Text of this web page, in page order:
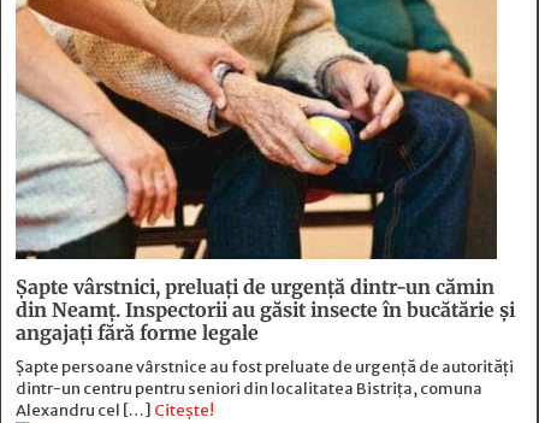
Șapte vârstnici, preluați de urgență dintr-un cămin
din Neamț. Inspectorii au găsit insecte în bucătărie și
angajați fără forme legale
Șapte persoane vârstnice au fost preluate de urgență de autorități
dintr-un centru pentru seniori din localitatea Bistrița, comuna
Alexandru cel […] Citește!